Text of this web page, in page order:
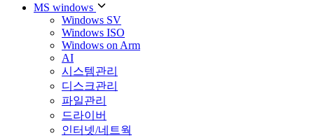
MS windows
Windows SV
Windows ISO
Windows on Arm
AI
시스템관리
디스크관리
파일관리
드라이버
인터넷/네트웍